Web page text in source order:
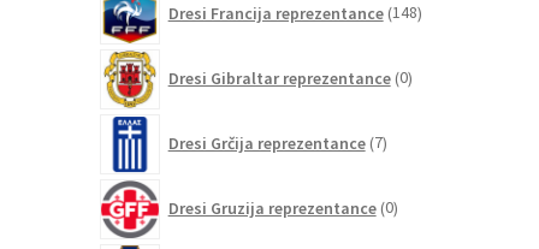
Dresi Francija reprezentance 148izdelkov
Dresi Gibraltar reprezentance 0izdelkov
Dresi Grčija reprezentance 7izdelkov
Dresi Gruzija reprezentance 0izdelkov